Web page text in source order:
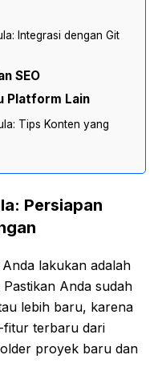
Integrasi dengan Git
SEO
Platform Lain
Tips Konten yang
Persiapan
lakukan adalah
Anda sudah
lebih baru, karena
fitur terbaru dari
proyek baru dan